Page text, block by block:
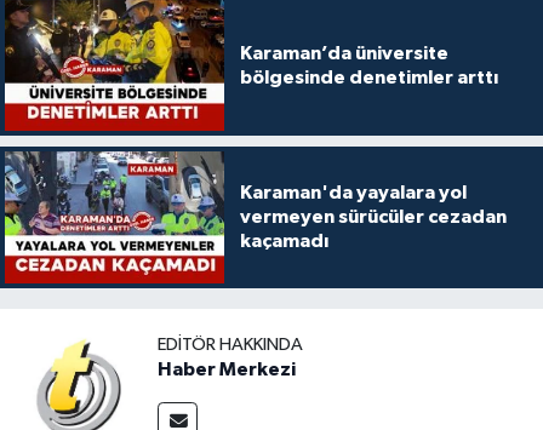
Karaman’da üniversite
bölgesinde denetimler arttı
Karaman'da yayalara yol
vermeyen sürücüler cezadan
kaçamadı
EDITÖR HAKKINDA
Haber Merkezi